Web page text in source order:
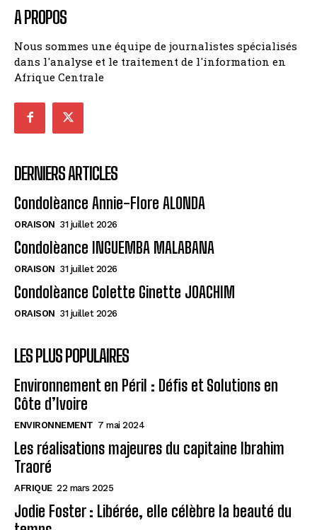
A PROPOS
Nous sommes une équipe de journalistes spécialisés
dans l'analyse et le traitement de l'information en
Afrique Centrale
DERNIERS ARTICLES
Condolèance Annie-Flore ALONDA
ORAISON 31 juillet 2026
Condolèance INGUEMBA MALABANA
ORAISON 31 juillet 2026
Condolèance Colette Ginette JOACHIM
ORAISON 31 juillet 2026
LES PLUS POPULAIRES
Environnement en Péril : Défis et Solutions en
Côte d’Ivoire
ENVIRONNEMENT 7 mai 2024
Les réalisations majeures du capitaine Ibrahim
Traoré
AFRIQUE 22 mars 2025
Jodie Foster : Libérée, elle célèbre la beauté du